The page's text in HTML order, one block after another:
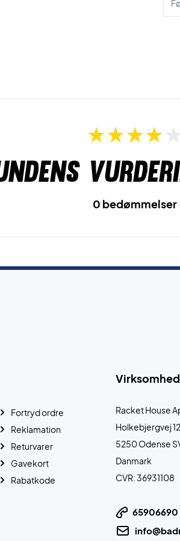
0 bedømmelser
Racket House
Holkebjergvej
5250 Odense
Danmark
CVR: 36931108
65906690
Fortryd ordre
Reklamation
Returvarer
Gavekort
Rabatkode